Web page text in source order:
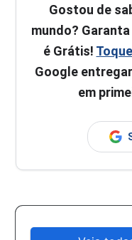
Gostou de
mundo?
é Grátis!
Google
em